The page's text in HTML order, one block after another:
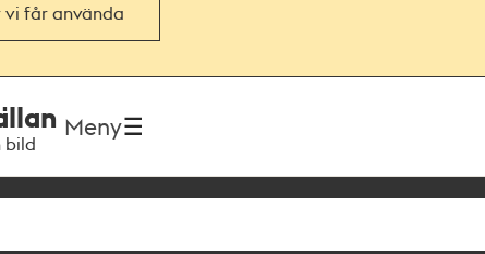
vi får använda
bild
Meny